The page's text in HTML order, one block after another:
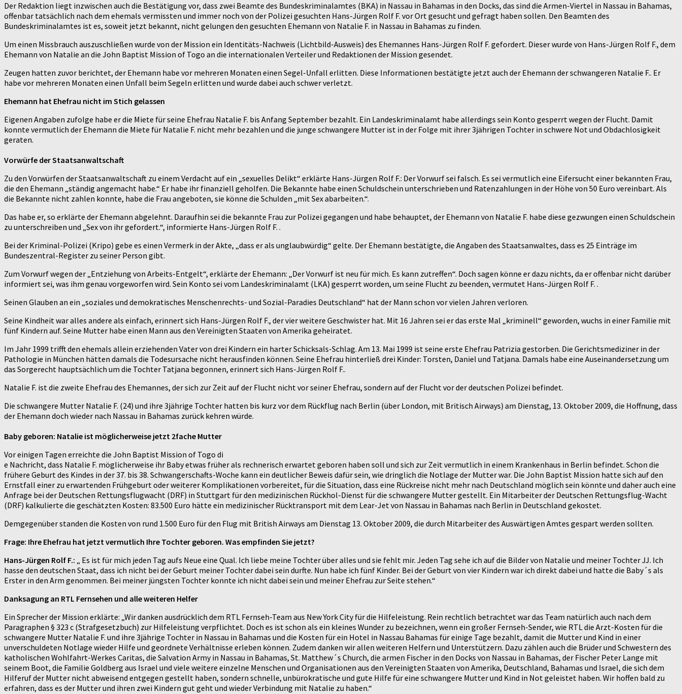
Der Redaktion liegt inzwischen auch die Bestätigung vor, dass zwei Beamte des Bundeskriminalamtes (BKA) in Nassau in Bahamas in den Docks, das sind die Armen-Viertel in Nassau in Bahamas,
offenbar tatsächlich nach dem ehemals vermissten und immer noch von der Polizei gesuchten Hans-Jürgen Rolf F. vor Ort gesucht und gefragt haben sollen. Den Beamten des
Bundeskriminalamtes ist es, soweit jetzt bekannt, nicht gelungen den gesuchten Ehemann von Natalie F. in Nassau in Bahamas zu finden.
Um einen Missbrauch auszuschließen wurde von der Mission ein Identitäts-Nachweis (Lichtbild-Ausweis) des Ehemannes Hans-Jürgen Rolf F. gefordert. Dieser wurde von Hans-Jürgen Rolf F., dem
Ehemann von Natalie an die John Baptist Mission of Togo an die internationalen Verteiler und Redaktionen der Mission gesendet.
Zeugen hatten zuvor berichtet, der Ehemann habe vor mehreren Monaten einen Segel-Unfall erlitten. Diese Informationen bestätigte jetzt auch der Ehemann der schwangeren Natalie F.. Er
habe vor mehreren Monaten einen Unfall beim Segeln erlitten und wurde dabei auch schwer verletzt.
Ehemann hat Ehefrau nicht im Stich gelassen
Eigenen Angaben zufolge habe er die Miete für seine Ehefrau Natalie F. bis Anfang September bezahlt. Ein Landeskriminalamt habe allerdings sein Konto gesperrt wegen der Flucht. Damit
konnte vermutlich der Ehemann die Miete für Natalie F. nicht mehr bezahlen und die junge schwangere Mutter ist in der Folge mit ihrer 3jährigen Tochter in schwere Not und Obdachlosigkeit
geraten.
Vorwürfe der Staatsanwaltschaft
Zu den Vorwürfen der Staatsanwaltschaft zu einem Verdacht auf ein „sexuelles Delikt“ erklärte Hans-Jürgen Rolf F.: Der Vorwurf sei falsch. Es sei vermutlich eine Eifersucht einer bekannten Frau,
die den Ehemann „ständig angemacht habe.“ Er habe ihr finanziell geholfen. Die Bekannte habe einen Schuldschein unterschrieben und Ratenzahlungen in der Höhe von 50 Euro vereinbart. Als
die Bekannte nicht zahlen konnte, habe die Frau angeboten, sie könne die Schulden „mit Sex abarbeiten.“.
Das habe er, so erklärte der Ehemann abgelehnt. Daraufhin sei die bekannte Frau zur Polizei gegangen und habe behauptet, der Ehemann von Natalie F. habe diese gezwungen einen Schuldschein
zu unterschreiben und „Sex von ihr gefordert.“, informierte Hans-Jürgen Rolf F. .
Bei der Kriminal-Polizei (Kripo) gebe es einen Vermerk in der Akte, „dass er als unglaubwürdig“ gelte. Der Ehemann bestätigte, die Angaben des Staatsanwaltes, dass es 25 Einträge im
Bundeszentral-Register zu seiner Person gibt.
Zum Vorwurf wegen der „Entziehung von Arbeits-Entgelt“, erklärte der Ehemann: „Der Vorwurf ist neu für mich. Es kann zutreffen“. Doch sagen könne er dazu nichts, da er offenbar nicht darüber
informiert sei, was ihm genau vorgeworfen wird. Sein Konto sei vom Landeskriminalamt (LKA) gesperrt worden, um seine Flucht zu beenden, vermutet Hans-Jürgen Rolf F. .
Seinen Glauben an ein „soziales und demokratisches Menschenrechts- und Sozial-Paradies Deutschland“ hat der Mann schon vor vielen Jahren verloren.
Seine Kindheit war alles andere als einfach, erinnert sich Hans-Jürgen Rolf F., der vier weitere Geschwister hat. Mit 16 Jahren sei er das erste Mal „kriminell“ geworden, wuchs in einer Familie mit
fünf Kindern auf. Seine Mutter habe einen Mann aus den Vereinigten Staaten von Amerika geheiratet.
Im Jahr 1999 trifft den ehemals allein erziehenden Vater von drei Kindern ein harter Schicksals-Schlag. Am 13. Mai 1999 ist seine erste Ehefrau Patrizia gestorben. Die Gerichtsmediziner in der
Pathologie in München hätten damals die Todesursache nicht herausfinden können. Seine Ehefrau hinterließ drei Kinder: Torsten, Daniel und Tatjana. Damals habe eine Auseinandersetzung um
das Sorgerecht hauptsächlich um die Tochter Tatjana begonnen, erinnert sich Hans-Jürgen Rolf F..
Natalie F. ist die zweite Ehefrau des Ehemannes, der sich zur Zeit auf der Flucht nicht vor seiner Ehefrau, sondern auf der Flucht vor der deutschen Polizei befindet.
Die schwangere Mutter Natalie F. (24) und ihre 3jährige Tochter hatten bis kurz vor dem Rückflug nach Berlin (über London, mit Britisch Airways) am Dienstag, 13. Oktober 2009, die Hoffnung, dass
der Ehemann doch wieder nach Nassau in Bahamas zurück kehren würde.
Baby geboren: Natalie ist möglicherweise jetzt 2fache Mutter
Vor einigen Tagen erreichte die John Baptist Mission of Togo di
e Nachricht, dass Natalie F. möglicherweise ihr Baby etwas früher als rechnerisch erwartet geboren haben soll und sich zur Zeit vermutlich in einem Krankenhaus in Berlin befindet. Schon die
frühere Geburt des Kindes in der 37. bis 38. Schwangerschafts-Woche kann ein deutlicher Beweis dafür sein, wie dringlich die Notlage der Mutter war. Die John Baptist Mission hatte sich auf den
Ernstfall einer zu erwartenden Frühgeburt oder weiterer Komplikationen vorbereitet, für die Situation, dass eine Rückreise nicht mehr nach Deutschland möglich sein könnte und daher auch eine
Anfrage bei der Deutschen Rettungsflugwacht (DRF) in Stuttgart für den medizinischen Rückhol-Dienst für die schwangere Mutter gestellt. Ein Mitarbeiter der Deutschen Rettungsflug-Wacht
(DRF) kalkulierte die geschätzten Kosten: 83.500 Euro hätte ein medizinischer Rücktransport mit dem Lear-Jet von Nassau in Bahamas nach Berlin in Deutschland gekostet.
Demgegenüber standen die Kosten von rund 1.500 Euro für den Flug mit British Airways am Dienstag 13. Oktober 2009, die durch Mitarbeiter des Auswärtigen Amtes gespart werden sollten.
Frage: Ihre Ehefrau hat jetzt vermutlich Ihre Tochter geboren. Was empfinden Sie jetzt?
Hans-Jürgen Rolf F.: „ Es ist für mich jeden Tag aufs Neue eine Qual. Ich liebe meine Tochter über alles und sie fehlt mir. Jeden Tag sehe ich auf die Bilder von Natalie und meiner Tochter JJ. Ich
hasse den deutschen Staat, dass ich nicht bei der Geburt meiner Tochter dabei sein durfte. Nun habe ich fünf Kinder. Bei der Geburt von vier Kindern war ich direkt dabei und hatte die Baby´s als
Erster in den Arm genommen. Bei meiner jüngsten Tochter konnte ich nicht dabei sein und meiner Ehefrau zur Seite stehen.“
Danksagung an RTL Fernsehen und alle weiteren Helfer
Ein Sprecher der Mission erklärte: „Wir danken ausdrücklich dem RTL Fernseh-Team aus New York City für die Hilfeleistung. Rein rechtlich betrachtet war das Team natürlich auch nach dem
Paragraphen § 323 c (Strafgesetzbuch) zur Hilfeleistung verpflichtet. Doch es ist schon als ein kleines Wunder zu bezeichnen, wenn ein großer Fernseh-Sender, wie RTL die Arzt-Kosten für die
schwangere Mutter Natalie F. und ihre 3jährige Tochter in Nassau in Bahamas und die Kosten für ein Hotel in Nassau Bahamas für einige Tage bezahlt, damit die Mutter und Kind in einer
unverschuldeten Notlage wieder Hilfe und geordnete Verhältnisse erleben können. Zudem danken wir allen weiteren Helfern und Unterstützern. Dazu zählen auch die Brüder und Schwestern des
katholischen Wohlfahrt-Werkes Caritas, die Salvation Army in Nassau in Bahamas, St. Matthew´s Church, die armen Fischer in den Docks von Nassau in Bahamas, der Fischer Peter Lange mit
seinem Boot, die Familie Goldberg aus Israel und viele weitere einzelne Menschen und Organisationen aus den Vereinigten Staaten von Amerika, Deutschland, Bahamas und Israel, die sich dem
Hilferuf der Mutter nicht abweisend entgegen gestellt haben, sondern schnelle, unbürokratische und gute Hilfe für eine schwangere Mutter und Kind in Not geleistet haben. Wir hoffen bald zu
erfahren, dass es der Mutter und ihren zwei Kindern gut geht und wieder Verbindung mit Natalie zu haben.“